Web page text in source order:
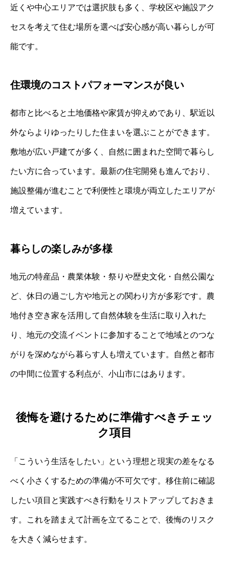
近くや中心エリアでは選択肢も多く、学校区や施設アク
セスを考えて住む場所を選べば安心感が高い暮らしが可
能です。
住環境のコストパフォーマンスが良い
都市と比べると土地価格や家賃が抑えめであり、駅近以
外ならよりゆったりした住まいを選ぶことができます。
敷地が広い戸建てが多く、自然に囲まれた空間で暮らし
たい方に合っています。最新の住宅開発も進んでおり、
施設整備が進むことで利便性と環境が両立したエリアが
増えています。
暮らしの楽しみが多様
地元の特産品・農業体験・祭りや歴史文化・自然公園な
ど、休日の過ごし方や地元との関わり方が多彩です。農
地付き空き家を活用して自然体験を生活に取り入れた
り、地元の交流イベントに参加することで地域とのつな
がりを深めながら暮らす人も増えています。自然と都市
の中間に位置する利点が、小山市にはあります。
後悔を避けるために準備すべきチェッ
ク項目
「こういう生活をしたい」という理想と現実の差をなる
べく小さくするための準備が不可欠です。移住前に確認
したい項目と実践すべき行動をリストアップしておきま
す。これを踏まえて計画を立てることで、後悔のリスク
を大きく減らせます。